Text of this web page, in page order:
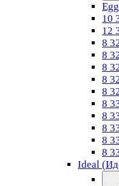
10
12
8
8
8
8
8
8
8
8
8
8
Ideal